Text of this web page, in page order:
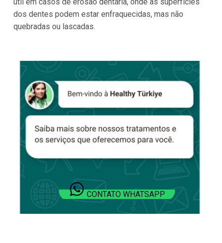
dos dentes podem estar enfraquecidas, mas não
quebradas ou lascadas.
CONTATO WHATSAPP